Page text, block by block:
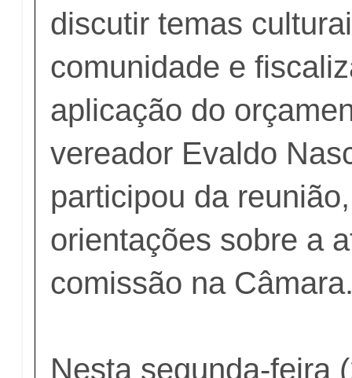
discutir temas
comunidade e
aplicação do
vereador Evaldo
participou da
orientações sobre a
comissão na
Nesta segunda-feira